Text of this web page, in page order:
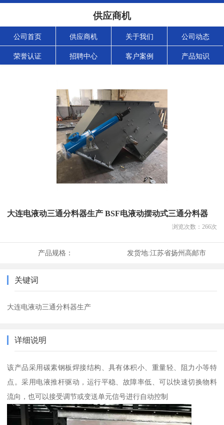
供应商机
公司首页 供应商机 关于我们 公司动态
荣誉认证 招聘中心 客户案例 产品知识
大连电液动三通分料器生产 BSF电液动摆动式三通分料器
浏览次数： 266次
产品规格： 发货地:江苏省扬州高邮市
关键词
大连电液动三通分料器生产
详细说明
该产品采用碳素钢板焊接结构、具有体积小、重量轻、阻力小等特
点。采用电液推杆驱动，运行平稳、故障率低、可以快速切换物料
流向，也可以接受调节或变送单元信号进行自动控制